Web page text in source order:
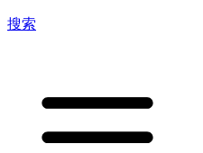
搜索